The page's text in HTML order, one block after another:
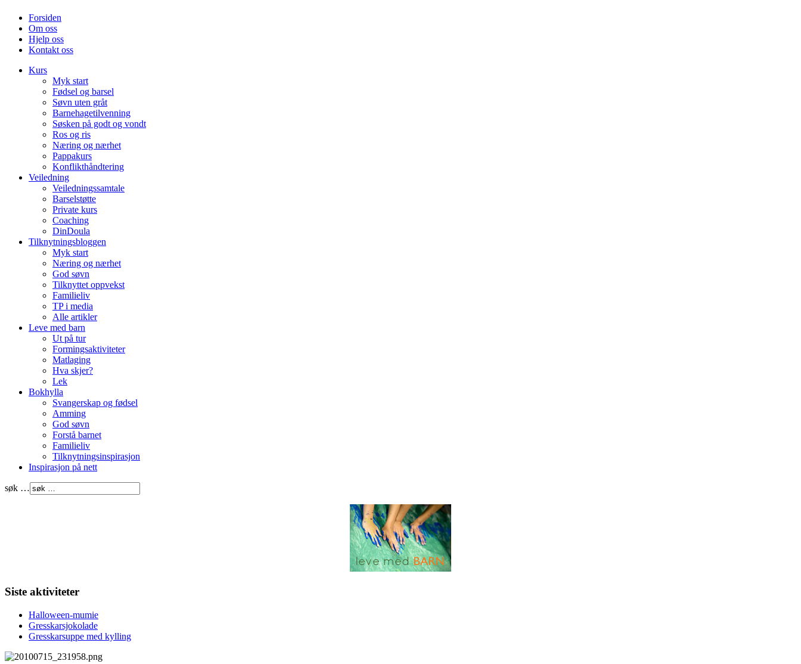
Forsiden
Om oss
Hjelp oss
Kontakt oss
Kurs
Myk start
Fødsel og barsel
Søvn uten gråt
Barnehagetilvenning
Søsken på godt og vondt
Ros og ris
Næring og nærhet
Pappakurs
Konflikthåndtering
Veiledning
Veiledningssamtale
Barselstøtte
Private kurs
Coaching
DinDoula
Tilknytningsbloggen
Myk start
Næring og nærhet
God søvn
Tilknyttet oppvekst
Familieliv
TP i media
Alle artikler
Leve med barn
Ut på tur
Formingsaktiviteter
Matlaging
Hva skjer?
Lek
Bokhylla
Svangerskap og fødsel
Amming
God søvn
Forstå barnet
Familieliv
Tilknytningsinspirasjon
Inspirasjon på nett
søk …
Siste aktiviteter
Halloween-mumie
Gresskarsjokolade
Gresskarsuppe med kylling